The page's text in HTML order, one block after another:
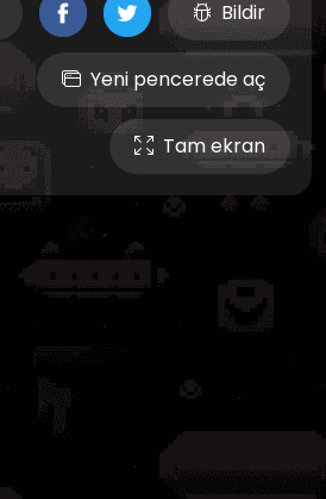
Bildir
Yeni pencerede aç
Tam ekran